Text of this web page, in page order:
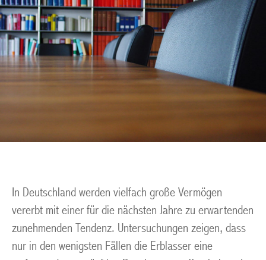
In Deutschland werden vielfach große Vermögen
vererbt mit einer für die nächsten Jahre zu erwartenden
zunehmenden Tendenz. Untersuchungen zeigen, dass
nur in den wenigsten Fällen die Erblasser eine